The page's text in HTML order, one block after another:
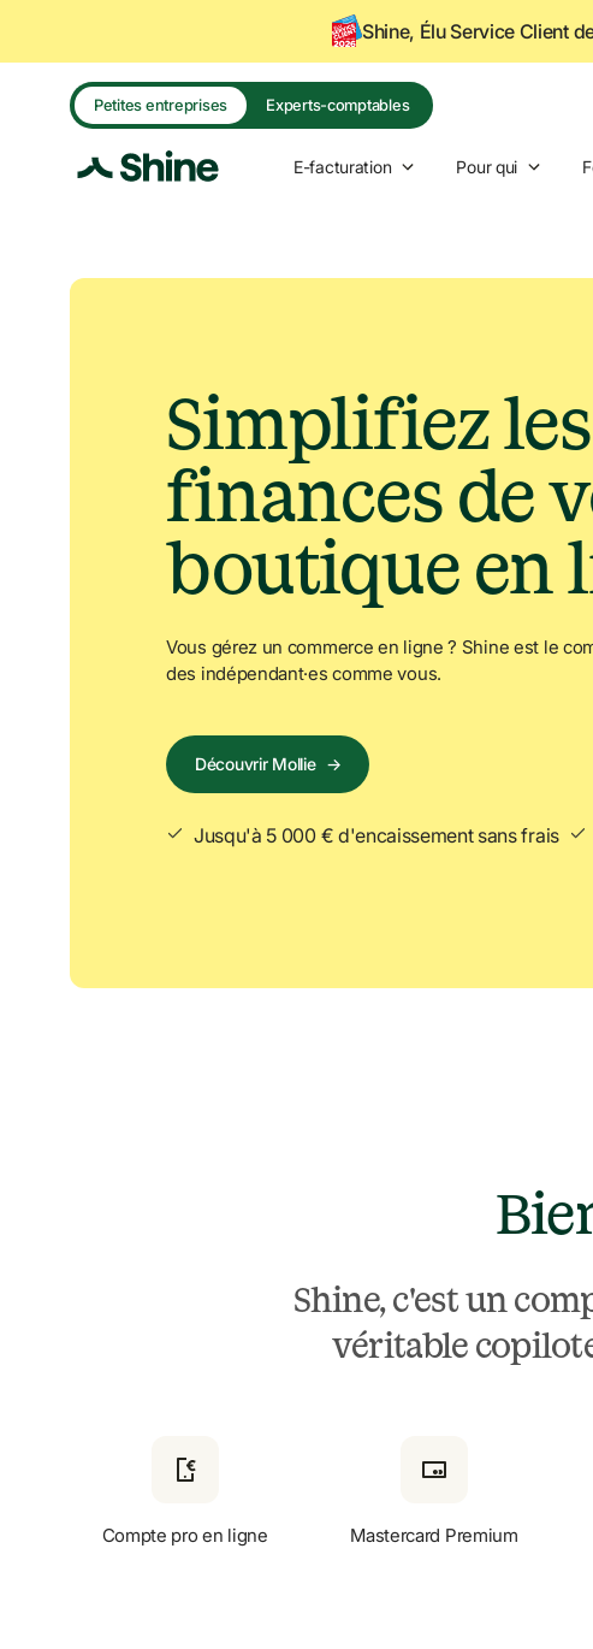
Shine, Élu Service Client
Petites entreprises Experts-comptables
E-facturation Pour qui
Simplifiez les
boutique en
Vous gérez un commerce en ligne ? Shine est le
des indépendant·es comme vous.
Découvrir Mollie →
Jusqu'à 5 000 € d'encaissement sans frais
Shine, c'est un
véritable
Compte pro en ligne Mastercard Premium
Navigated to Simplifiez les finances de votre boutique en ligne